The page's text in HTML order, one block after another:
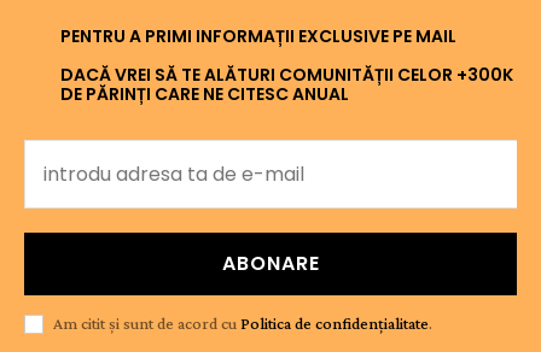
PENTRU A PRIMI INFORMAȚII EXCLUSIVE PE MAIL
DACĂ VREI SĂ TE ALĂTURI COMUNITĂȚII CELOR +300K
DE PĂRINȚI CARE NE CITESC ANUAL
ABONARE
Am citit și sunt de acord cu Politica de confidențialitate.